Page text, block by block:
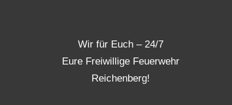
Wir für Euch – 24/7
Eure Freiwillige Feuerwehr
Reichenberg!